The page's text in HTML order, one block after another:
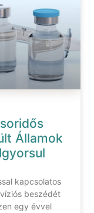
Államok
kapcsolatos
beszédét
egy évvel